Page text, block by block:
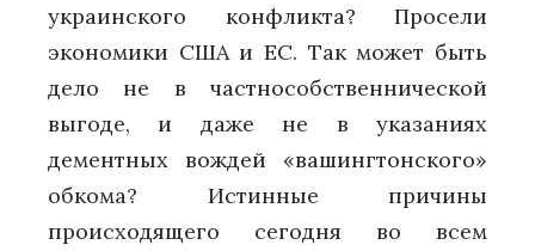
украинского конфликта? Просели
экономики США и ЕС. Так может быть
дело не в частнособственнической
выгоде, и даже не в указаниях
дементных вождей «вашингтонского»
обкома? Истинные причины
происходящего сегодня во всем